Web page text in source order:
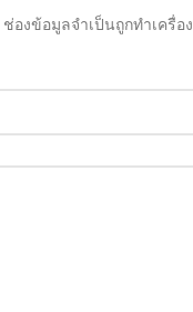
ช่องข้อมูลจำเป็นถูกทำเครื่อ